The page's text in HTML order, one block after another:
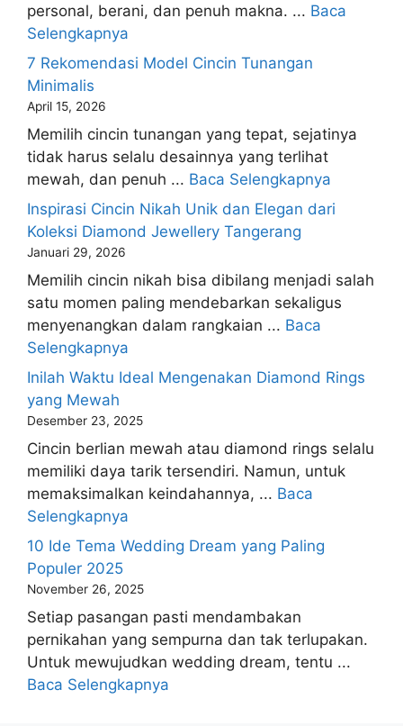
personal, berani, dan penuh makna. ... Baca
Selengkapnya
7 Rekomendasi Model Cincin Tunangan
Minimalis
April 15, 2026
Memilih cincin tunangan yang tepat, sejatinya
tidak harus selalu desainnya yang terlihat
mewah, dan penuh ... Baca Selengkapnya
Inspirasi Cincin Nikah Unik dan Elegan dari
Koleksi Diamond Jewellery Tangerang
Januari 29, 2026
Memilih cincin nikah bisa dibilang menjadi salah
satu momen paling mendebarkan sekaligus
menyenangkan dalam rangkaian ... Baca
Selengkapnya
Inilah Waktu Ideal Mengenakan Diamond Rings
yang Mewah
Desember 23, 2025
Cincin berlian mewah atau diamond rings selalu
memiliki daya tarik tersendiri. Namun, untuk
memaksimalkan keindahannya, ... Baca
Selengkapnya
10 Ide Tema Wedding Dream yang Paling
Populer 2025
November 26, 2025
Setiap pasangan pasti mendambakan
pernikahan yang sempurna dan tak terlupakan.
Untuk mewujudkan wedding dream, tentu ...
Baca Selengkapnya